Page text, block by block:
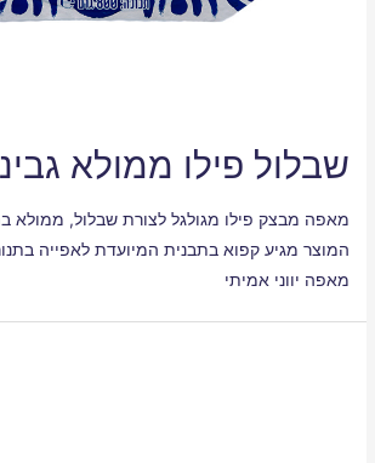
שבלול פילו ממולא
מאפה מבצק פילו מגולגל לצורת שבלול, ממולא
מאפה יווני אמיתי